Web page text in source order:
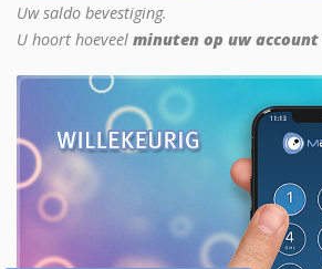
Uw saldo bevestiging.
U hoort hoeveel minuten op uw account